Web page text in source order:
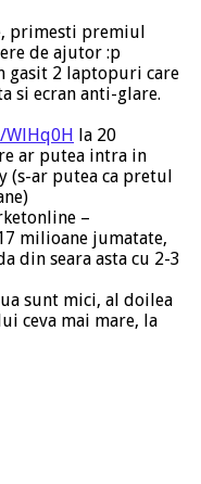
primesti premiul
de ajutor :p
gasit 2 laptopuri care
si ecran anti-glare.
la 20
ar putea intra in
(s-ar putea ca pretul
–
milioane jumatate,
din seara asta cu 2-3
sunt mici, al doilea
ceva mai mare, la